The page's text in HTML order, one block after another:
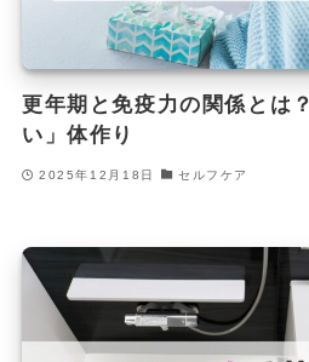
更年期と免疫力の関係とは
い」体作り
2025年12月18日 セルフケア